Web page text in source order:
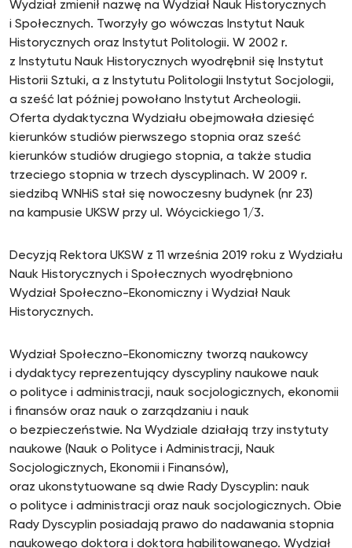
Wydział zmienił nazwę na Wydział Nauk Historycznych
i Społecznych. Tworzyły go wówczas Instytut Nauk
Historycznych oraz Instytut Politologii. W 2002 r.
z Instytutu Nauk Historycznych wyodrębnił się Instytut
Historii Sztuki, a z Instytutu Politologii Instytut Socjologii,
a sześć lat później powołano Instytut Archeologii.
Oferta dydaktyczna Wydziału obejmowała dziesięć
kierunków studiów pierwszego stopnia oraz sześć
kierunków studiów drugiego stopnia, a także studia
trzeciego stopnia w trzech dyscyplinach. W 2009 r.
siedzibą WNHiS stał się nowoczesny budynek (nr 23)
na kampusie UKSW przy ul. Wóycickiego 1/3.
Decyzją Rektora UKSW z 11 września 2019 roku z Wydziału
Nauk Historycznych i Społecznych wyodrębniono
Wydział Społeczno-Ekonomiczny i Wydział Nauk
Historycznych.
Wydział Społeczno-Ekonomiczny tworzą naukowcy
i dydaktycy reprezentujący dyscypliny naukowe nauk
o polityce i administracji, nauk socjologicznych, ekonomii
i finansów oraz nauk o zarządzaniu i nauk
o bezpieczeństwie. Na Wydziale działają trzy instytuty
naukowe (Nauk o Polityce i Administracji, Nauk
Socjologicznych, Ekonomii i Finansów),
oraz ukonstytuowane są dwie Rady Dyscyplin: nauk
o polityce i administracji oraz nauk socjologicznych. Obie
Rady Dyscyplin posiadają prawo do nadawania stopnia
naukowego doktora i doktora habilitowanego. Wydział